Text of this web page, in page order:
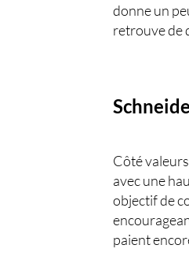
donne un
retrouve de
Côté
avec une
objectif de
paient